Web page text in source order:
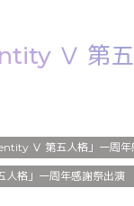
Ⅴ 第五
Ⅴ 第五人格」一周年
格」一周年感謝祭出演